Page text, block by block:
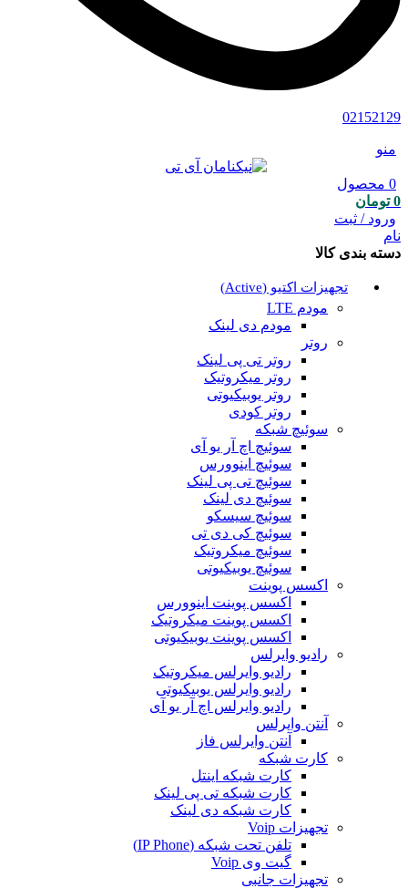
02152129
منو
0 محصول
0 تومان
ورود / ثبت
نام
دسته بندی کالا
تجهیزات اکتیو (Active)
مودم LTE
مودم دی لینک
روتر
روتر تی پی لینک
روتر میکروتیک
روتر یوبیکیوتی
روتر کودی
سوئیچ شبکه
سوئیچ اچ آر یو آی
سوئیچ اینوورس
سوئیچ تی پی لینک
سوئیچ دی لینک
سوئیچ سیسکو
سوئیچ کی دی تی
سوئیچ میکروتیک
سوئیچ یوبیکیوتی
اکسس پوینت
اکسس پوینت اینوورس
اکسس پوینت میکروتیک
اکسس پوینت یوبیکیوتی
رادیو وایرلس
رادیو وایرلس میکروتیک
رادیو وایرلس یوبیکیوتی
رادیو وایرلس اچ آر یو آی
آنتن وایرلس
آنتن وایرلس فاز
کارت شبکه
کارت شبکه اینتل
کارت شبکه تی پی لینک
کارت شبکه دی لینک
تجهیزات Voip
تلفن تحت شبکه (IP Phone)
گیت وی Voip
تجهیزات جانبی